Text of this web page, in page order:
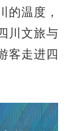
的温度，
川文旅与
客走进四